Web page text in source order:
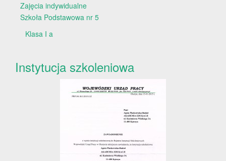
Zajęcia indywidualne
Szkoła Podstawowa nr 5
Klasa I a
Instytucja szkoleniowa